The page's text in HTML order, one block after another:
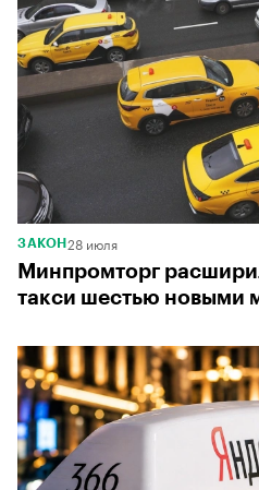
00:00 / 00:00
ЗАКОН 28 июля
Минпромторг
такси шестью новыми